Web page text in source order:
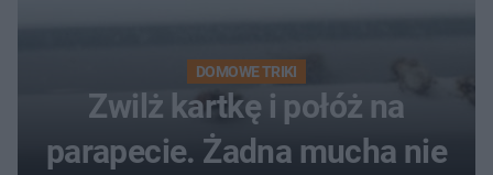
DOMOWE TRIKI
Zwilż kartkę i połóż na
parapecie. Żadna mucha nie